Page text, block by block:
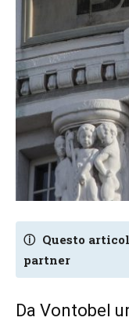
ⓘ Questo
partner
Da Vontobel